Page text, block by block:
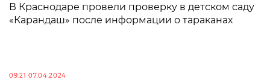
В Краснодаре провели проверку в детском саду
«Карандаш» после информации о тараканах
09:21 07.04.2024